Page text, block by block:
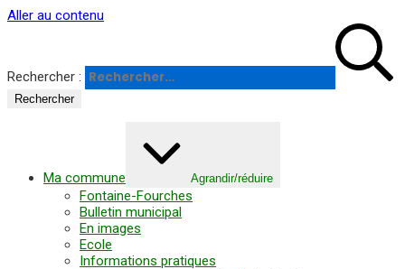
Panneau de gestion des cookies
Aller au contenu
Rechercher :
Ma commune Agrandir/réduire
Fontaine-Fourches
Bulletin municipal
En images
Ecole
Informations pratiques